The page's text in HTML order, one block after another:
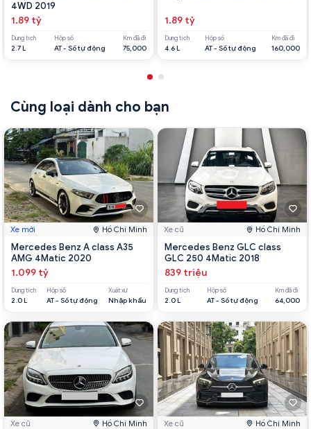
4WD 2019
1.89 tỷ
Dung tích
2.7 L
Hộp số
AT - Số tự động
Km đã đi
75,000
1.89 tỷ
Dung tích
4.6 L
Hộp số
AT - Số tự động
Km đã đi
160,000
Cùng loại dành cho bạn
Xe mới Hồ Chí Minh
Mercedes Benz A class A35
AMG 4Matic 2020
1.099 tỷ
Dung tích
2.0 L
Hộp số
AT - Số tự động
Xuất xứ
Nhập khẩu
Xe cũ Hồ Chí Minh
Xe cũ Hồ Chí Minh
Mercedes Benz GLC class
GLC 250 4Matic 2018
839 triệu
Dung tích
2.0 L
Hộp số
AT - Số tự động
Km đã đi
64,000
Xe cũ Hồ Chí Minh